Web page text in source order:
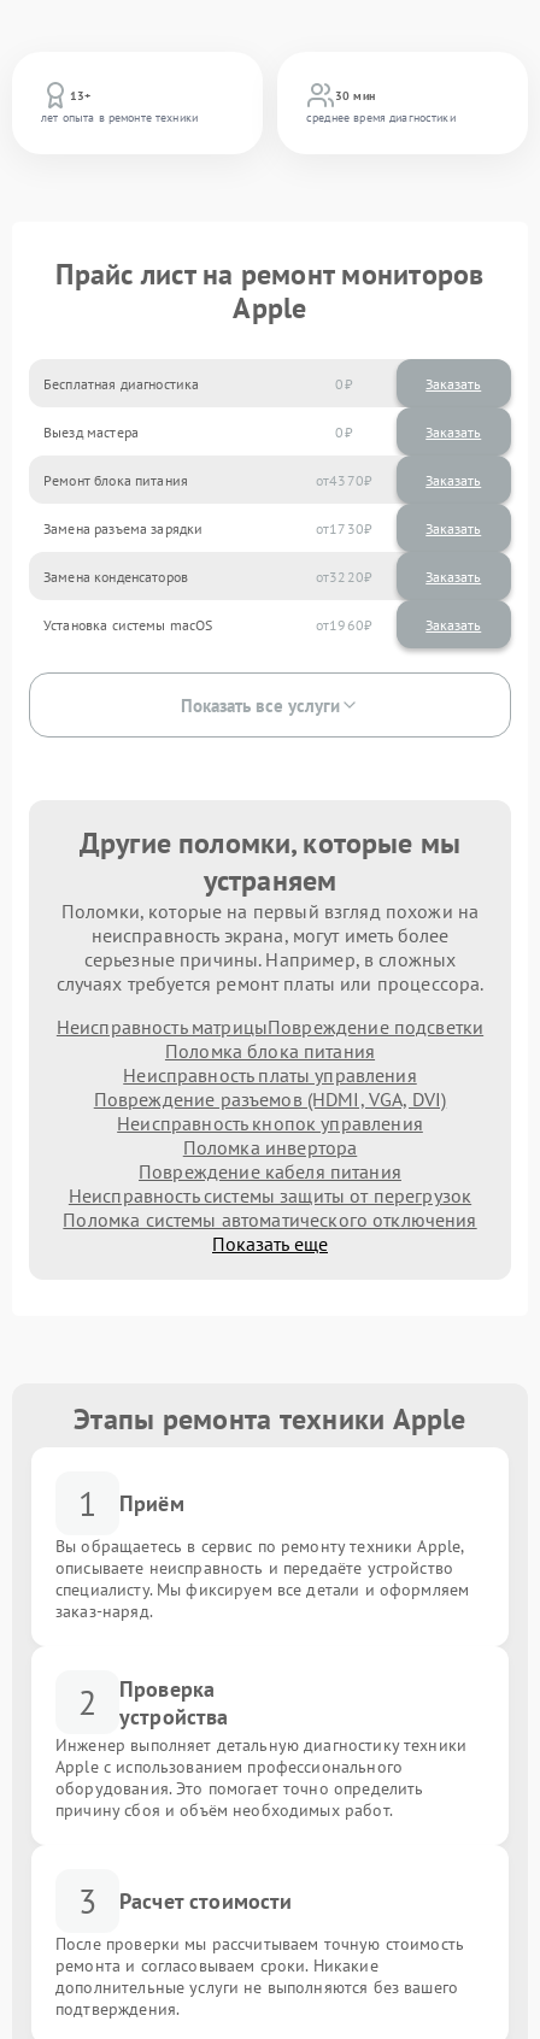
13+
лет опыта в ремонте техники
30 мин
среднее время диагностики
Прайс лист на ремонт мониторов
Apple
Бесплатная диагностика 0 Заказать
Выезд мастера 0 Заказать
Ремонт блока питания 4370
Замена разъема зарядки 1730
Замена конденсаторов 3220
Установка системы macOS 1960
Показать все услуги
Другие поломки, которые мы
устраняем
Поломки, которые на первый взгляд похожи на
неисправность экрана, могут иметь более
серьезные причины. Например, в сложных
случаях требуется ремонт платы или процессора.
Неисправность матрицыПовреждение подсветки
Поломка блока питания
Неисправность платы управления
Повреждение разъемов (HDMI, VGA, DVI)
Неисправность кнопок управления
Поломка инвертора
Повреждение кабеля питания
Неисправность системы защиты от перегрузок
Поломка системы автоматического отключения
Показать еще
Этапы ремонта техники Apple
1 Приём
Вы обращаетесь в сервис по ремонту техники Apple,
описываете неисправность и передаёте устройство
специалисту. Мы фиксируем все детали и оформляем
заказ-наряд.
2
Проверка
устройства
Инженер выполняет детальную диагностику техники
Apple с использованием профессионального
оборудования. Это помогает точно определить
причину сбоя и объём необходимых работ.
3 Расчет стоимости
После проверки мы рассчитываем точную стоимость
ремонта и согласовываем сроки. Никакие
дополнительные услуги не выполняются без вашего
подтверждения.